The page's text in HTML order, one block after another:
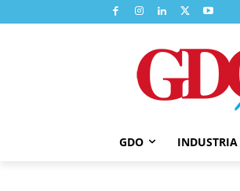
GDO INDUSTRIA